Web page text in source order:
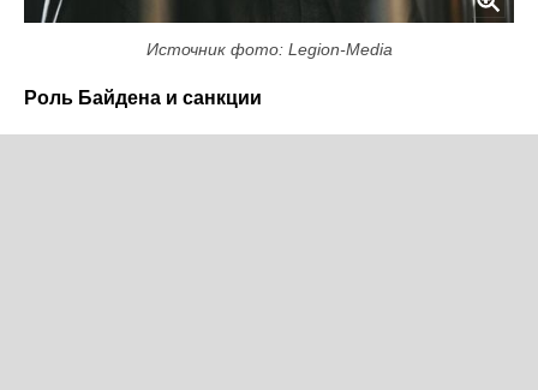
Источник фото: Legion-Media
Роль Байдена и санкции